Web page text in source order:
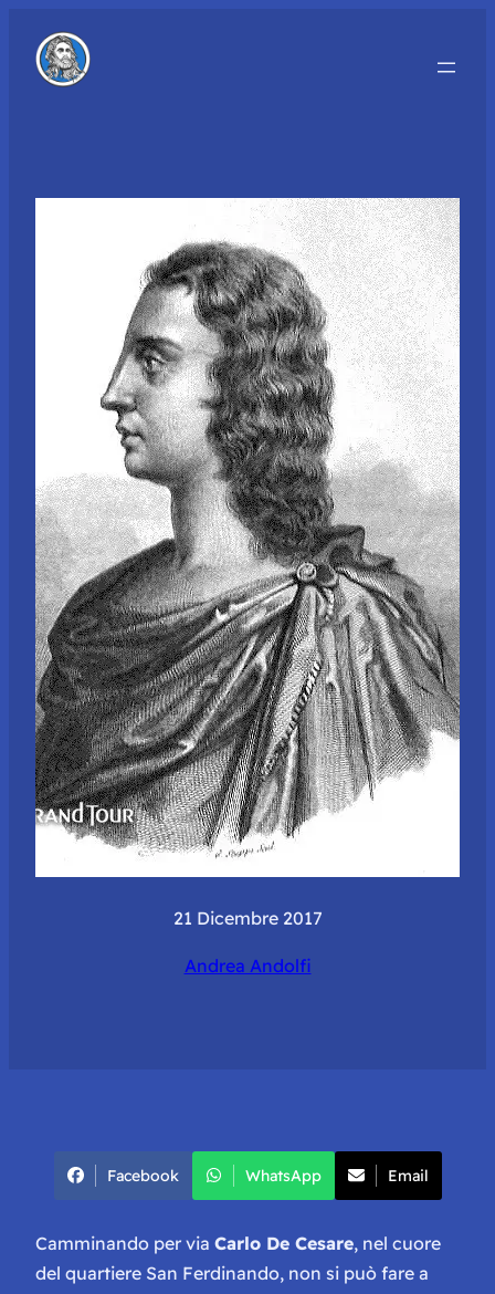
21 Dicembre 2017
Andrea Andolfi
Facebook WhatsApp Email
Camminando per via Carlo De Cesare, nel cuore
del quartiere San Ferdinando, non si può fare a